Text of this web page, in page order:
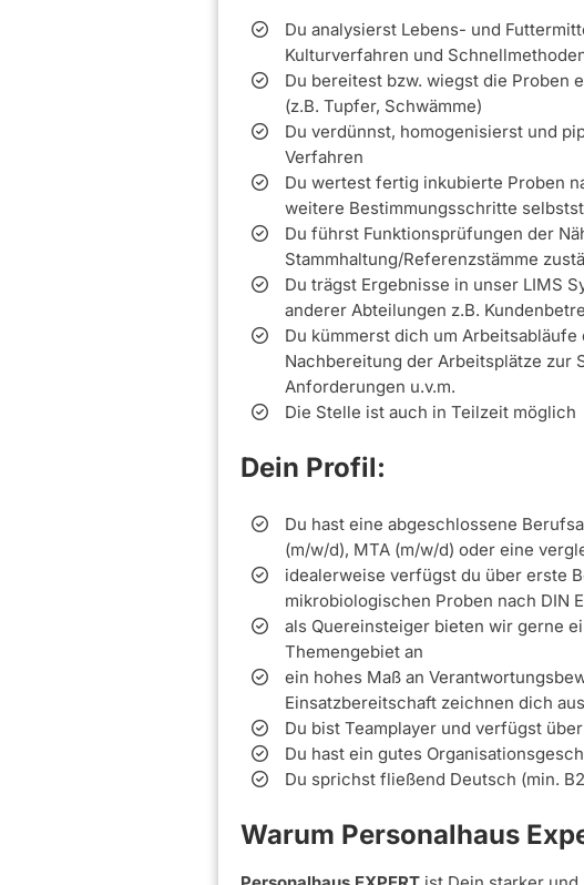
Du analysierst Lebens- und
Kulturverfahren und
Du bereitest bzw. wiegst die Proben
(z.B. Tupfer, Schwämme)
Du verdünnst, homogenisierst und
Verfahren
Du wertest fertig inkubierte Proben
weitere Bestimmungsschritte
Du führst Funktionsprüfungen der
Stammhaltung/Referenzstämme
Du trägst Ergebnisse in unser LIMS
anderer Abteilungen z.B.
Du kümmerst dich um
Nachbereitung der Arbeitsplätze zur
Anforderungen u.v.m.
Die Stelle ist auch in Teilzeit möglich
Dein Profil:
Du hast eine abgeschlossene
(m/w/d), MTA (m/w/d) oder eine
idealerweise verfügst du über erste
mikrobiologischen Proben nach DIN
als Quereinsteiger bieten wir gerne
Themengebiet an
ein hohes Maß an
Einsatzbereitschaft zeichnen dich aus
Du bist Teamplayer und verfügst
Du hast ein gutes
Du sprichst fließend Deutsch (min.
Warum Personalhaus